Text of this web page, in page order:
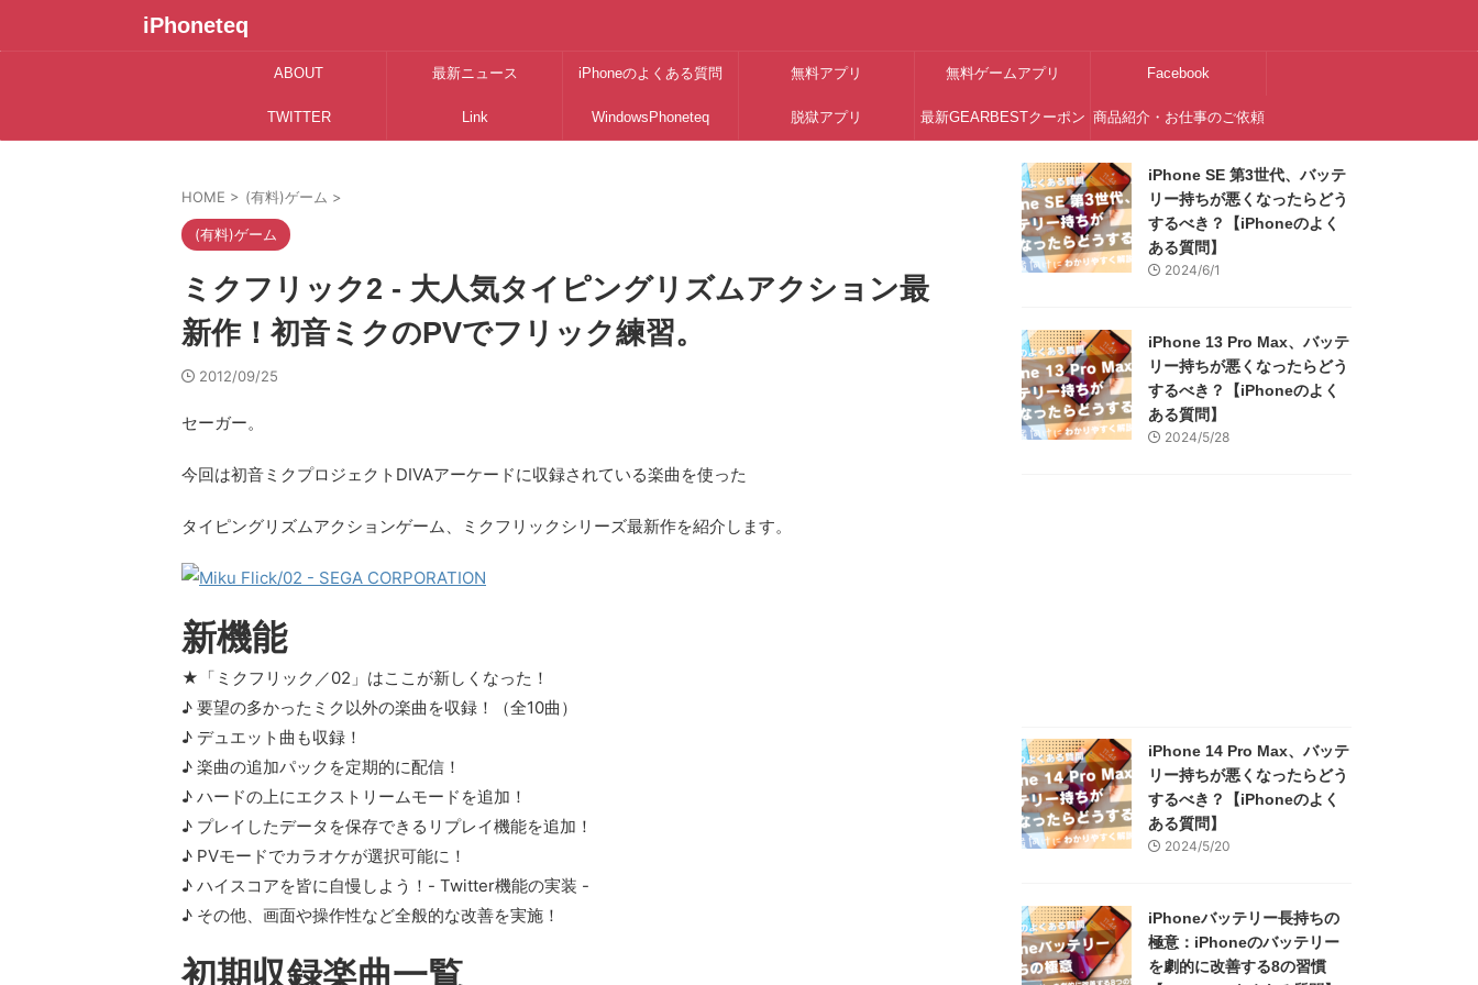
iPhoneteq
ABOUT 最新ニュース iPhoneのよくある質問 無料アプリ 無料ゲームアプリ Facebook
TWITTER Link WindowsPhoneteq 脱獄アプリ 最新GEARBESTクーポン 商品紹介・お仕事のご依頼
HOME > (有料)ゲーム >
(有料)ゲーム
ミクフリック2 - 大人気タイピングリズムアクション最
新作！初音ミクのPVでフリック練習。
2012/09/25
セーガー。
今回は初音ミクプロジェクトDIVAアーケードに収録されている楽曲を使った
タイピングリズムアクションゲーム、ミクフリックシリーズ最新作を紹介します。
新機能
★「ミクフリック／02」はここが新しくなった！
♪ 要望の多かったミク以外の楽曲を収録！（全10曲）
♪ デュエット曲も収録！
♪ 楽曲の追加パックを定期的に配信！
♪ ハードの上にエクストリームモードを追加！
♪ プレイしたデータを保存できるリプレイ機能を追加！
♪ PVモードでカラオケが選択可能に！
♪ ハイスコアを皆に自慢しよう！- Twitter機能の実装 -
♪ その他、画面や操作性など全般的な改善を実施！
初期収録楽曲一覧
iPhone SE 第3世代、バッテ
リー持ちが悪くなったらどう
するべき？【iPhoneのよく
ある質問】
2024/6/1
iPhone 13 Pro Max、バッテ
リー持ちが悪くなったらどう
するべき？【iPhoneのよく
ある質問】
2024/5/28
iPhone 14 Pro Max、バッテ
リー持ちが悪くなったらどう
するべき？【iPhoneのよく
ある質問】
2024/5/20
iPhoneバッテリー長持ちの
極意：iPhoneのバッテリー
を劇的に改善する8の習慣